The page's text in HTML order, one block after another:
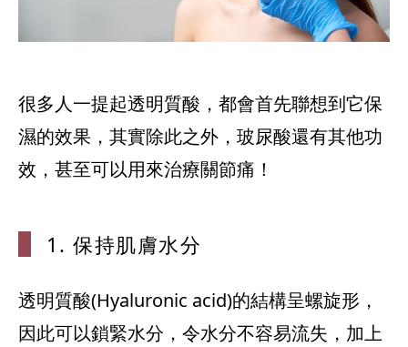
很多人一提起透明質酸，都會首先聯想到它保
濕的效果，其實除此之外，玻尿酸還有其他功
1. 保持肌膚水分
透明質酸(Hyaluronic acid)的結構呈螺旋形，
因此可以鎖緊水分，令水分不容易流失，加上